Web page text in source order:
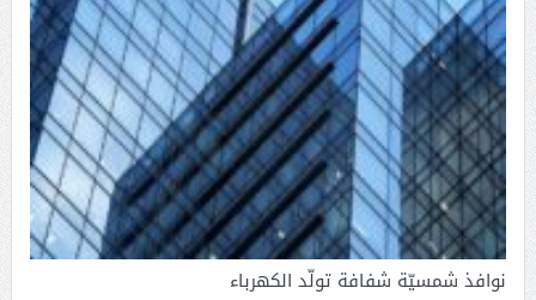
نوافذ شمسيّة شفافة تولّد الكهرباء